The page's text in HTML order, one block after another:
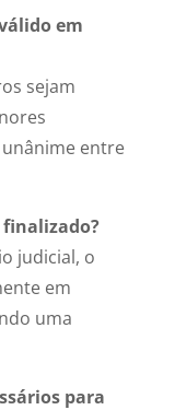
em
sejam
entre
judicial, o
em
uma
para